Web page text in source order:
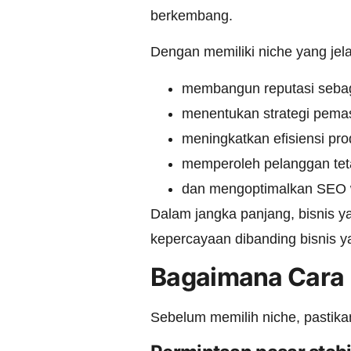
berkembang.
Dengan memiliki niche yang
membangun reputasi
menentukan strategi
meningkatkan efisiensi
memperoleh pelanggan
dan mengoptimalkan
Dalam jangka panjang, bisnis
kepercayaan dibanding bisnis
Bagaimana
Sebelum memilih niche,